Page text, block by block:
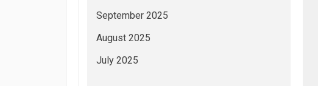
September 2025
August 2025
July 2025